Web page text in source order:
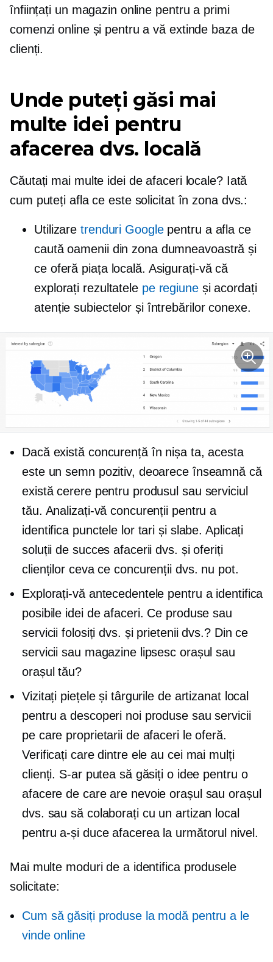
înființați un magazin online pentru a primi
comenzi online și pentru a vă extinde baza de
clienți.
Unde puteți găsi mai
multe idei pentru
afacerea dvs. locală
Căutați mai multe idei de afaceri locale? Iată
cum puteți afla ce este solicitat în zona dvs.:
Utilizare trenduri Googlepentru a afla ce
caută oamenii din zona dumneavoastră și
ce oferă piața locală. Asigurați-vă că
explorați rezultatele pe regiuneși acordați
atenție subiectelor și întrebărilor conexe.
Dacă există concurență în nișa ta, acesta
este un semn pozitiv, deoarece înseamnă că
există cerere pentru produsul sau serviciul
tău. Analizați-vă concurenții pentru a
identifica punctele lor tari și slabe. Aplicați
soluții de succes afacerii dvs. și oferiți
clienților ceva ce concurenții dvs. nu pot.
Explorați-vă antecedentele pentru a identifica
posibile idei de afaceri. Ce produse sau
servicii folosiți dvs. și prietenii dvs.? Din ce
servicii sau magazine lipsesc orașul sau
orașul tău?
Vizitați piețele și târgurile de artizanat local
pentru a descoperi noi produse sau servicii
pe care proprietarii de afaceri le oferă.
Verificați care dintre ele au cei mai mulți
clienți. S-ar putea să găsiți o idee pentru o
afacere de care are nevoie orașul sau orașul
dvs. sau să colaborați cu un artizan local
pentru a-și duce afacerea la următorul nivel.
Mai multe moduri de a identifica produsele
solicitate:
Cum să găsiți produse la modă pentru a le
vinde online